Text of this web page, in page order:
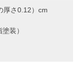
厚さ0.12）cm
装）